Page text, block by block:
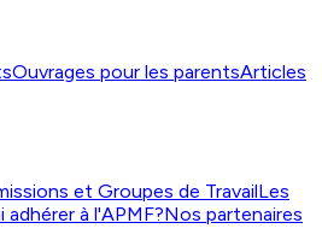
Ouvrages pour les parentsArticles
et Groupes de TravailLes
adhérer à l'APMF?Nos partenaires